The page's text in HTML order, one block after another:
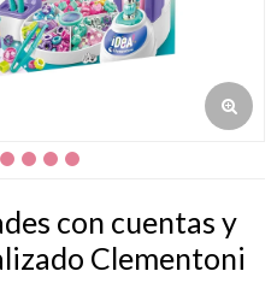
con cuentas y
Clementoni